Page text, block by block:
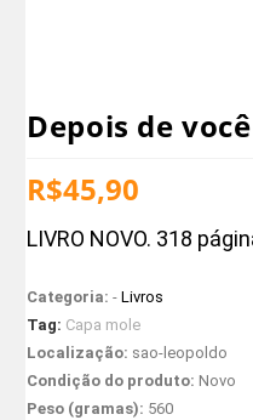
Depois de
R$45,90
LIVRO NOVO. 318
Categoria:-Livros
Tag: Capa mole
Localização: sao-leopoldo
Condição do produto: Novo
Peso (gramas): 560